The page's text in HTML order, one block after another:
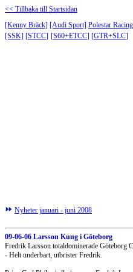
<< Tillbaka till Startsidan
[Kenny Bräck] [Audi Sport] Polestar Racing
[SSK] [STCC] [S60+ETCC] [GTR+SLC]
Nyheter januari - juni 2008
09-06-06 Larsson Kung i Göteborg
Fredrik Larsson totaldominerade Göteborg
- Helt underbart, utbrister Fredrik.